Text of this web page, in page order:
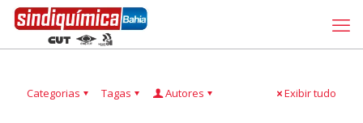
Categorias Tagas Autores Exibir tudo